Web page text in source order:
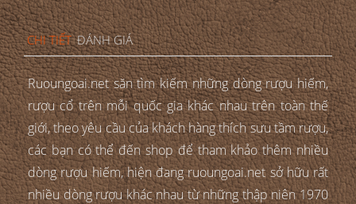
CHI TIẾT ĐÁNH GIÁ
Ruoungoai.net săn tìm kiếm những dòng rượu hiếm,
rượu cổ trên mỗi quốc gia khác nhau trên toàn thế
giới, theo yêu cầu của khách hàng thích sưu tầm rượu,
các bạn có thể đến shop để tham khảo thêm nhiều
dòng rượu hiếm, hiện đang ruoungoai.net sở hữu rất
nhiều dòng rượu khác nhau từ những thập niên 1970